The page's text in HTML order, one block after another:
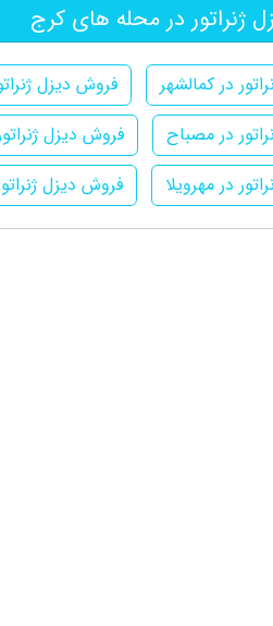
ژنراتور در محله های کرج
در کمالشهر
فروش دیزل
در مصباح
فروش دیزل
در مهرویلا
فروش دیزل